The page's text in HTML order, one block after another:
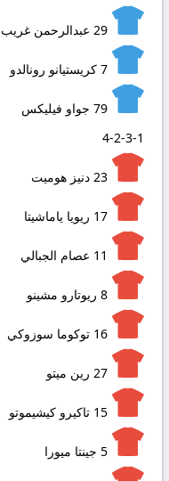
29 عبدالرحمن غريب
7 كريستيانو رونالدو
79 جواو فيليكس
4-2-3-1
23 دنيز هوميت
17 ريويا ياماشيتا
11 عصام الجبالي
8 ريوتارو مشينو
16 توكوما سوزوكي
27 رين ميتو
15 تاكيرو كيشيموتو
5 جينتا ميورا